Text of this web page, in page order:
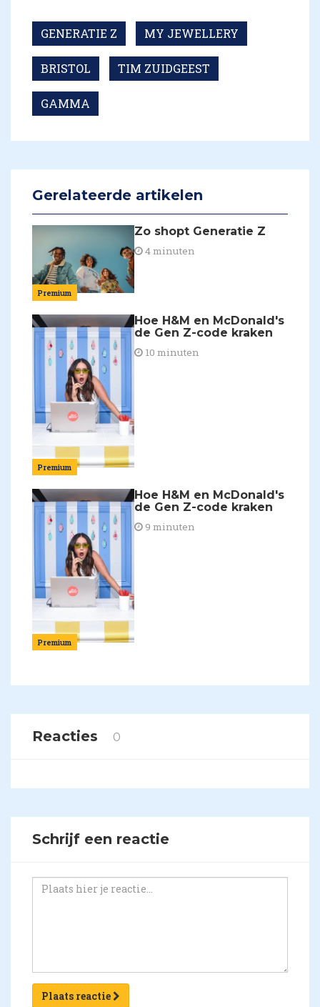
GENERATIE Z MY JEWELLERY
BRISTOL TIM ZUIDGEEST
GAMMA
Gerelateerde artikelen
Premium
Zo shopt Generatie Z
4 minuten
Premium
Hoe H&M en McDonald's
de Gen Z-code kraken
10 minuten
Premium
Hoe H&M en McDonald's
de Gen Z-code kraken
9 minuten
Reacties 0
Schrijf een reactie
Plaats reactie